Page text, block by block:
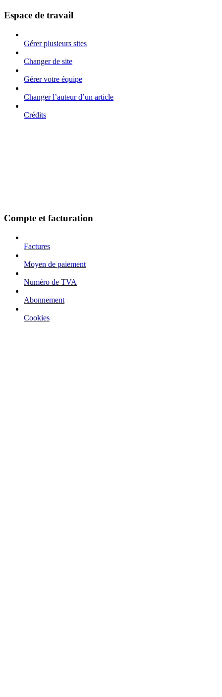
Espace de travail
Gérer plusieurs sites
Changer de site
Gérer votre équipe
Changer l’auteur d’un article
Crédits
Compte et facturation
Factures
Moyen de paiement
Numéro de TVA
Abonnement
Cookies